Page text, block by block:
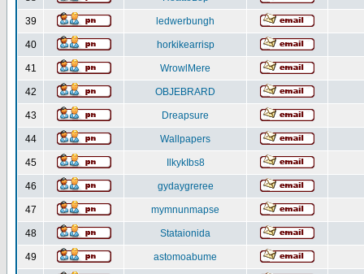
39 ledwerbungh
40 horkikearrisp
41 WrowlMere
42 OBJEBRARD
43 Dreapsure
44 Wallpapers
45 IlkykIbs8
46 gydaygreree
47 mymnunmapse
48 Stataionida
49 astomoabume